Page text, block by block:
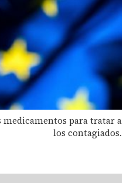
medicamentos para tratar a
los contagiados.